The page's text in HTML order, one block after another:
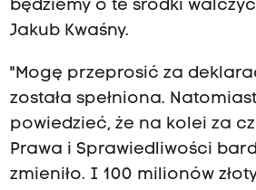
będziemy o te środki
Jakub Kwaśny.
"Mogę przeprosić za
została spełniona.
powiedzieć, że na kolei za
Prawa i Sprawiedliwości
zmieniło. I 100 milionów